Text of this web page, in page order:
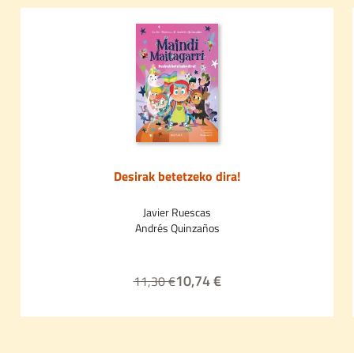
Desirak betetzeko dira!
Javier Ruescas
Andrés Quinzaños
11,30 €10,74 €